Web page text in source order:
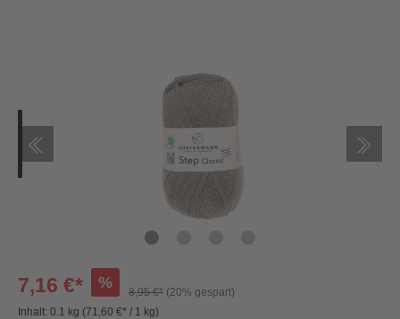
7,16 €* %
8,95 €* (20% gespart)
Inhalt: 0.1 kg (71,60 €* / 1 kg)